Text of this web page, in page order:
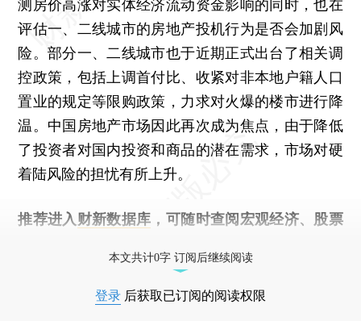
测房价高涨对实体经济流动资金影响的同时，也在
评估一、二线城市的房地产投机行为是否会加剧风
险。部分一、二线城市也于近期正式出台了相关调
控政策，包括上调首付比、收紧对非本地户籍人口
置业的规定等限购政策，力求对火爆的楼市进行降
温。中国房地产市场因此再次成为焦点，由于降低
了投资者对国内投资和商品的潜在需求，市场对硬
着陆风险的担忧有所上升。
推荐进入 财新数据库 ，可随时查阅宏观经济、股票
本文共计0字 订阅后继续阅读
登录 后获取已订阅的阅读权限